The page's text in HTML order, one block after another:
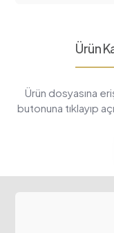
Ürün
Ürün dosyasına
butonuna tıklayıp